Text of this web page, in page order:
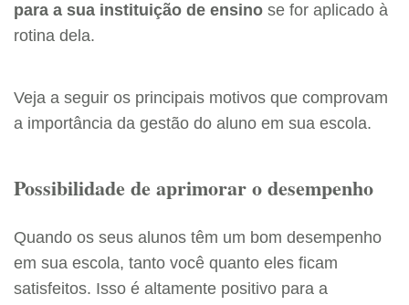
para a sua instituição de ensino se for aplicado à
rotina dela.
Veja a seguir os principais motivos que comprovam
a importância da gestão do aluno em sua escola.
Possibilidade de aprimorar o desempenho
Quando os seus alunos têm um bom desempenho
em sua escola, tanto você quanto eles ficam
satisfeitos. Isso é altamente positivo para a